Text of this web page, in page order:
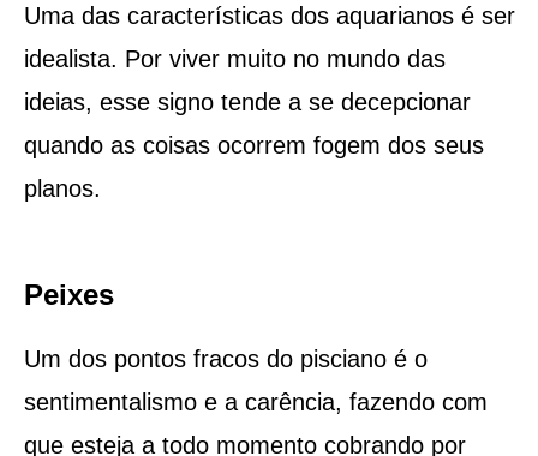
Uma das características dos aquarianos é ser
idealista. Por viver muito no mundo das
ideias, esse signo tende a se decepcionar
quando as coisas ocorrem fogem dos seus
planos.
Peixes
Um dos pontos fracos do pisciano é o
sentimentalismo e a carência, fazendo com
que esteja a todo momento cobrando por